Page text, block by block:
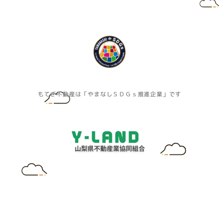
もてぎ不動産は「やまなしＳＤＧｓ推進企業」です